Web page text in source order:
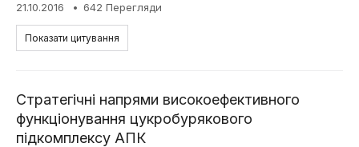
21.10.2016 642 Перегляди
Показати цитування
Стратегічні напрями високоефективного
функціонування цукробурякового
підкомплексу АПК